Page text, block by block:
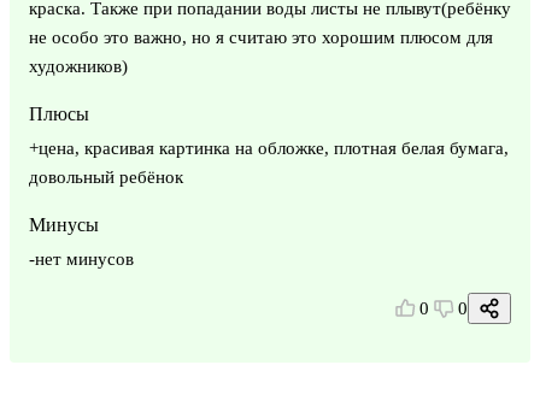
краска. Также при попадании воды листы не плывут(ребёнку
не особо это важно, но я считаю это хорошим плюсом для
художников)
Плюсы
+цена, красивая картинка на обложке, плотная белая бумага,
довольный ребёнок
Минусы
-нет минусов
0 0